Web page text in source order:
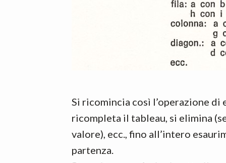
Si ricomincia così l’operazione
ricompleta il tableau, si elimina
valore), ecc., fino all’intero
partenza.